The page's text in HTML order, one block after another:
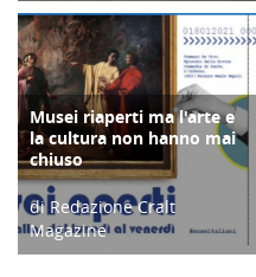
05/01/22
CULTURA/ARTE
Musei riaperti ma l'arte e
la cultura non hanno mai
chiuso
di Redazione Cralt
Magazine